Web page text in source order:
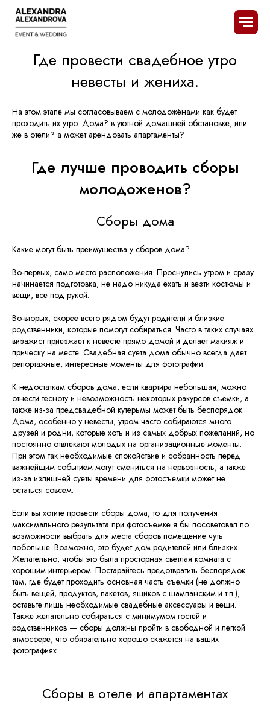
Главная / Услуги
Подбор мест для сборов жениха и невесты
Где провести свадебное утро
невесты и жениха.
На этом этапе мы согласовываем с молодожёнами как будет
проходить их утро. Дома? в уютной домашней обстановке, или
же в отели? а может арендовать апартаменты?
Где лучше проводить сборы
молодоженов?
Сборы дома
Какие могут быть преимущества у сборов дома?
Во-первых, само место расположения. Проснулись утром и сразу
начинается подготовка, не надо никуда ехать и везти костюмы и
вещи, все под рукой.
Во-вторых, скорее всего рядом будут родители и близкие
родственники, которые помогут собираться. Часто в таких случаях
визажист приезжает к невесте прямо домой и делает макияж и
прическу на месте. Свадебная суета дома обычно всегда дает
репортажные, интересные моменты для фотографии.
К недостаткам сборов дома, если квартира небольшая, можно
отнести тесноту и невозможность некоторых ракурсов съемки, а
также из-за предсвадебной кутерьмы может быть беспорядок.
Дома, особенно у невесты, утром часто собираются много
друзей и родни, которые хоть и из самых добрых пожеланий, но
постоянно отвлекают молодых на организационные моменты.
При этом так необходимые спокойствие и собранность перед
важнейшим событием могут смениться на нервозность, а также
из-за излишней суеты времени для фотосъемки может не
остаться совсем.
Если вы хотите провести сборы дома, то для получения
максимального результата при фотосъемке я бы посоветовал по
возможности выбрать для места сборов помещение чуть
побольше. Возможно, это будет дом родителей или близких.
Желательно, чтобы это была просторная светлая комната с
хорошим интерьером. Постарайтесь предотвратить беспорядок
там, где будет проходить основная часть съемки (не должно
быть вещей, продуктов, пакетов, ящиков с шампанским и т.п.),
оставьте лишь необходимые свадебные аксессуары и вещи.
Также желательно собираться с минимумом гостей и
родственников — сборы должны пройти в свободной и легкой
атмосфере, что обязательно хорошо скажется на ваших
фотографиях.
Сборы в отеле и апартаментах